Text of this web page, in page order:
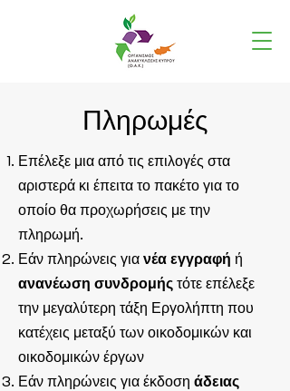
Πληρωμές
Επέλεξε μια από τις επιλογές στα
αριστερά κι έπειτα το πακέτο για το
οποίο θα προχωρήσεις με την
πληρωμή.
Εάν πληρώνεις γιανέα εγγραφή ή
ανανέωση συνδρομήςτότε επέλεξε
την μεγαλύτερη τάξη Εργολήπτη που
κατέχεις μεταξύ των οικοδομικών και
οικοδομικών έργων
Εάν πληρώνεις για έκδοση άδειας